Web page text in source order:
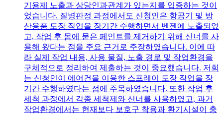
기용제 노출과 상당인과관계가 있는지를 입증하는 것이
었습니다. 질병판정 과정에서도 신청인은 항공기 및 방
산용품 도장 작업을 장기간 수행하면서 벤젠에 노출되었
고, 작업 후 몸에 묻은 페인트를 제거하기 위해 신너를 사
용해 왔다는 점을 주요 근거로 주장하였습니다. 이에 따
라 실제 작업 내용, 사용 물질, 노출 경로 및 작업환경을
구체적으로 정리하여 제출하는 것이 중요했습니다. 저희
는 신청인이 에어건을 이용한 스프레이 도장 작업을 장
기간 수행하였다는 점에 주목하였습니다. 또한 작업 후
세척 과정에서 각종 세척제와 신너를 사용하였고, 과거
작업환경에서는 현재보다 보호구 착용과 환기시설이 충